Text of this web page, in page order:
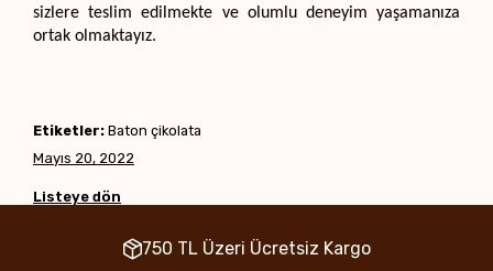
sizlere teslim edilmekte ve olumlu deneyim yaşamanıza
ortak olmaktayız.
Etiketler: Baton çikolata
Mayıs 20, 2022
Listeye dön
750 TL Üzeri Ücretsiz Kargo